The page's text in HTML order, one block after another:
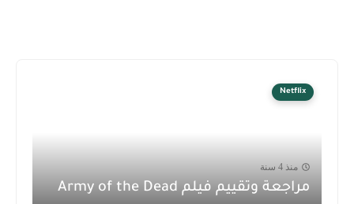
Netflix
منذ 4 سنة
مراجعة وتقييم فيلم Army of the Dead